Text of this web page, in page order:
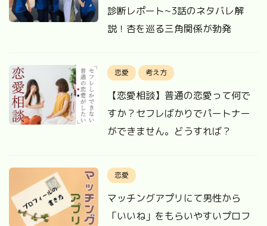
診断レポート~3話のネタバレ解
説！杏を巡る三角関係が勃発
恋愛 考え方
【恋愛相談】普通の恋愛って何で
すか？セフレばかりでパートナー
ができません。どうすれば？
恋愛
マッチングアプリにて男性から
「いいね」をもらいやすいプロフ